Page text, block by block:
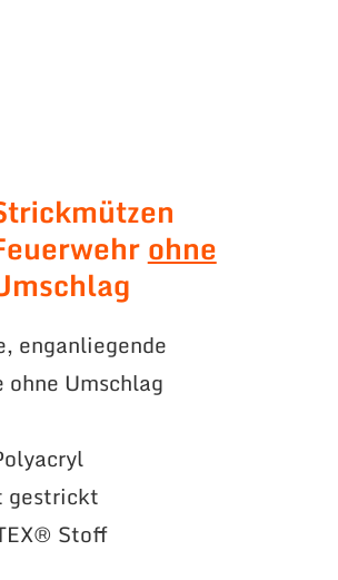
ohne
enganliegende
Umschlag
gestrickt
Stoff